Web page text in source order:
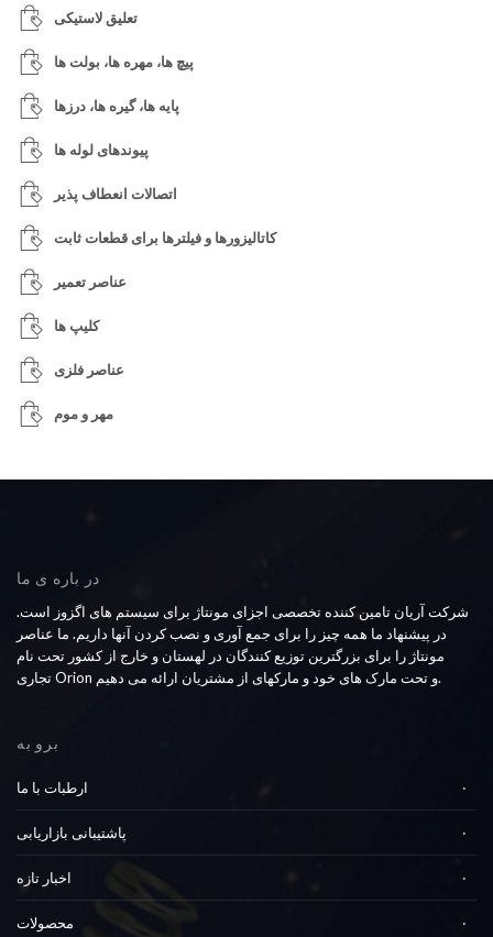
تعلیق لاستیکی
پیچ ها، مهره ها، بولت ها
پایه ها، گیره ها، درزها
پیوندهای لوله ها
اتصالات انعطاف پذیر
کاتالیزورها و فیلترها برای قطعات ثابت
عناصر تعمیر
کلیپ ها
عناصر فلزی
مهر و موم
در باره ی ما
شرکت آریان تامین کننده تخصصی اجزای مونتاژ برای سیستم های اگزوز است.
در پیشنهاد ما همه چیز را برای جمع آوری و نصب کردن آنها داریم. ما عناصر
مونتاژ را برای بزرگترین توزیع کنندگان در لهستان و خارج از کشور تحت نام
تجاری Orion و تحت مارک های خود و مارکهای از مشتریان ارائه می دهیم.
برو به
ارطبات با ما
پاشتیبانی بازاریابی
اخبار تازه
محصولات